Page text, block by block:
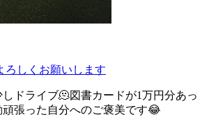
ろしくお願いします
ドライブ🫠図書カードが1万円分あっ
張った自分へのご褒美です😂